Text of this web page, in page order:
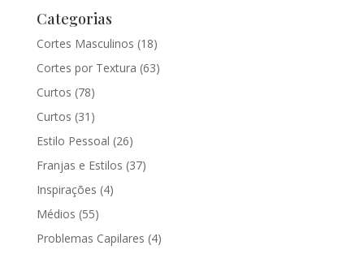
Categorias
Cortes Masculinos (18)
Cortes por Textura (63)
Curtos (78)
Curtos (31)
Estilo Pessoal (26)
Franjas e Estilos (37)
Inspirações (4)
Médios (55)
Problemas Capilares (4)